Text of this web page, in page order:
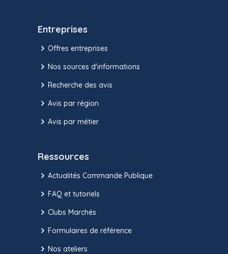
Entreprises
Offres entreprises
Nos sources d'informations
Recherche des avis
Avis par région
Avis par métier
Ressources
Actualités Commande Publique
FAQ et tutoriels
Clubs Marchés
Formulaires de référence
Nos ateliers